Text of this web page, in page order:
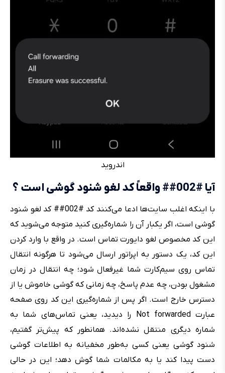
اندروید
آیا #002## واقعاً کد لغو شنود گوشی است ؟
با اینکه اغلب سایت‌ها ادعا می‌کنند کد #002## کد لغو شنود
گوشی است، اگر یکبار آن را شماره‌گیری کنید متوجه می‌شوید که
این کد مخصوص لغو دایورت تماس است. در واقع با وارد کردن
این کد، یک دستور به اپراتور ارسال می‌شود تا هرگونه انتقال
تماس روی سیم‌کارت شما غیرفعال شود؛ چه انتقال در زمان
مشغول بودن، چه عدم پاسخ، چه زمانی که گوشی خاموش یا از
دسترس خارج است. اگر پس از شماره‌گیری این کد روی صفحه
عبارت Not forwarded را دیدید، یعنی تماس‌های شما به
شماره دیگری منتقل نشده‌اند. همانطور که پیش‌تر گفتیم،
شنود گوشی یعنی کسی به‌طور مخفیانه به اطلاعات گوشی
دست پیدا کند یا به مکالمات شما گوش دهد؛ این در حالی